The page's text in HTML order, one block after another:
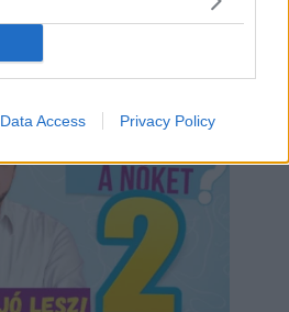
Data Access Privacy Policy